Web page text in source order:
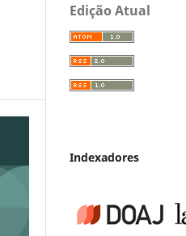
Edição Atual
Indexadores